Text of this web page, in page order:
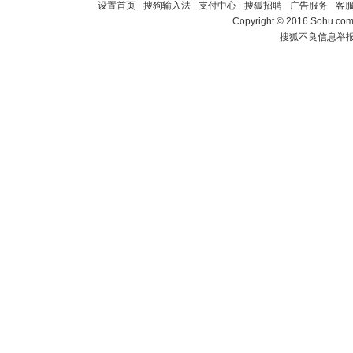
设置首页 - 搜狗输入法 - 支付中心 - 搜狐招聘 - 广告服务 - 客
Copyright©2016
搜狐不良信息举